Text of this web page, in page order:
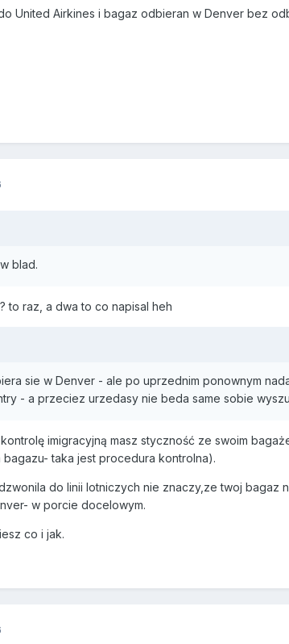
United Airkines i bagaz odbieran w Denver bez
blad.
to raz, a dwa to co napisal heh
sie w Denver - ale po uprzednim ponownym
- a przeciez urzedasy nie beda same sobie
imigracyjną masz styczność ze swoim
taka jest procedura kontrolna).
do linii lotniczych nie znaczy,ze twoj bagaz
w porcie docelowym.
co i jak.